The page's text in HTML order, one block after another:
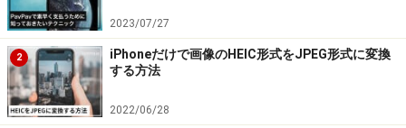
すると、アプリは立ち上がらず、SafariでYouTubeにアク
セスできます。
2023/07/27
2
iPhoneだけで画像のHEIC形式をJPEG形式に変換
する方法
2022/06/28